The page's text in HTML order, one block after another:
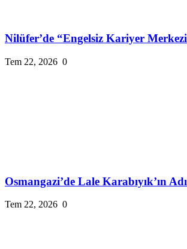
Nilüfer’de “Engelsiz Kariyer
Tem 22, 2026 0
Osmangazi’de Lale Karabıyık’ın
Tem 22, 2026 0